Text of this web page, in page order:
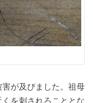
が及びました。祖母
を刺されろこととな